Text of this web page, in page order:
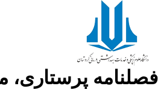
پرستاری،